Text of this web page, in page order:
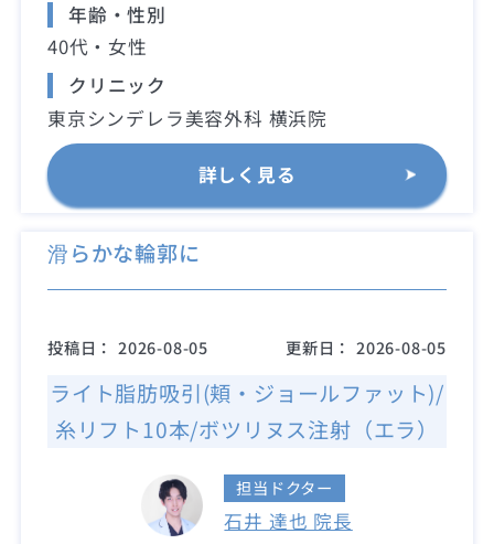
年齢・性別
40代・女性
クリニック
東京シンデレラ美容外科 横浜院
詳しく見る
滑らかな輪郭に
投稿日： 2026-08-05 更新日： 2026-08-05
ライト脂肪吸引(頬・ジョールファット)/
糸リフト10本/ボツリヌス注射（エラ）
担当ドクター
石井 達也 院長